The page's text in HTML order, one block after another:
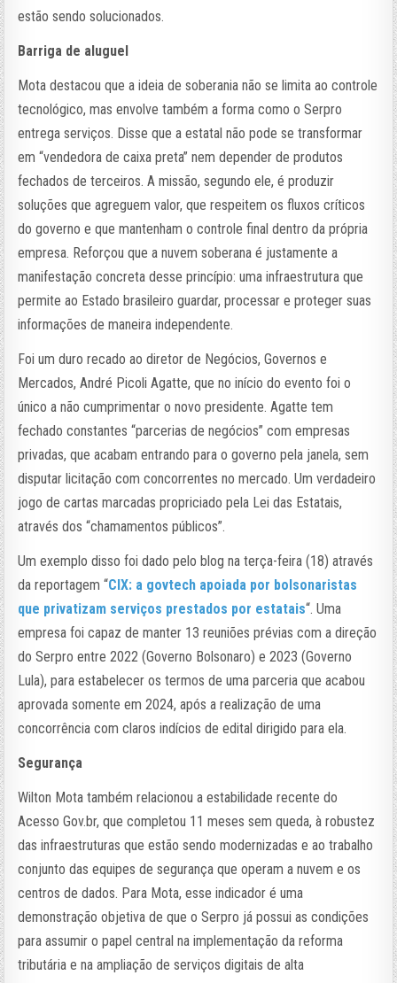
estão sendo solucionados.
Barriga de aluguel
Mota destacou que a ideia de soberania não se limita ao controle
tecnológico, mas envolve também a forma como o Serpro
entrega serviços. Disse que a estatal não pode se transformar
em “vendedora de caixa preta” nem depender de produtos
fechados de terceiros. A missão, segundo ele, é produzir
soluções que agreguem valor, que respeitem os fluxos críticos
do governo e que mantenham o controle final dentro da própria
empresa. Reforçou que a nuvem soberana é justamente a
manifestação concreta desse princípio: uma infraestrutura que
permite ao Estado brasileiro guardar, processar e proteger suas
informações de maneira independente.
Foi um duro recado ao diretor de Negócios, Governos e
Mercados, André Picoli Agatte, que no início do evento foi o
único a não cumprimentar o novo presidente. Agatte tem
fechado constantes “parcerias de negócios” com empresas
privadas, que acabam entrando para o governo pela janela, sem
disputar licitação com concorrentes no mercado. Um verdadeiro
jogo de cartas marcadas propriciado pela Lei das Estatais,
através dos “chamamentos públicos”.
Um exemplo disso foi dado pelo blog na terça-feira (18) através
da reportagem “CIX: a govtech apoiada por bolsonaristas
que privatizam serviços prestados por estatais“. Uma
empresa foi capaz de manter 13 reuniões prévias com a direção
do Serpro entre 2022 (Governo Bolsonaro) e 2023 (Governo
Lula), para estabelecer os termos de uma parceria que acabou
aprovada somente em 2024, após a realização de uma
concorrência com claros indícios de edital dirigido para ela.
Segurança
Wilton Mota também relacionou a estabilidade recente do
Acesso Gov.br, que completou 11 meses sem queda, à robustez
das infraestruturas que estão sendo modernizadas e ao trabalho
conjunto das equipes de segurança que operam a nuvem e os
centros de dados. Para Mota, esse indicador é uma
demonstração objetiva de que o Serpro já possui as condições
para assumir o papel central na implementação da reforma
tributária e na ampliação de serviços digitais de alta